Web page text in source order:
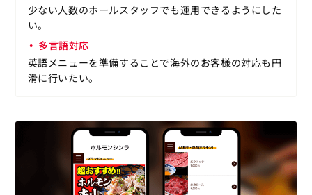
少ない人数のホールスタッフでも運用できるようにした
い。
多言語対応
英語メニューを準備することで海外のお客様の対応も円
滑に行いたい。